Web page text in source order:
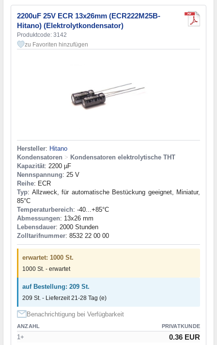
2200uF 25V ECR 13x26mm (ECR222M25B-
Hitano) (Elektrolytkondensator)
Produktcode: 3142
zu Favoriten hinzufügen
Hersteller: Hitano
Kondensatoren > Kondensatoren elektrolytische THT
Kapazität: 2200 µF
Nennspannung: 25 V
Reihe: ECR
Typ: Allzweck, für automatische Bestückung geeignet, Miniatur,
85°C
Temperaturbereich: -40...+85°C
Abmessungen: 13x26 mm
Lebensdauer: 2000 Stunden
Zolltarifnummer: 8532 22 00 00
erwartet: 1000 St.
1000 St. - erwartet
auf Bestellung: 209 St.
209 St. - Lieferzeit 21-28 Tag (e)
Benachrichtigung bei Verfügbarkeit
ANZAHL PRIVATKUNDE
1+ 0.36 EUR